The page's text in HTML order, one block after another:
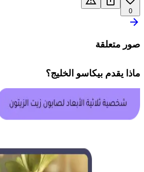
0
صور متعلقة
ماذا يقدم بيكاسو الخليج؟